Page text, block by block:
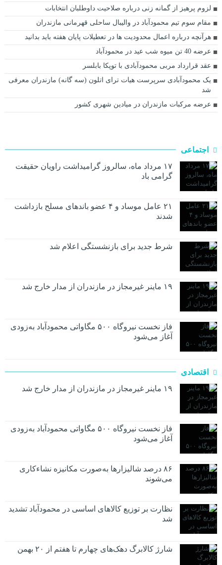
لزوم پرهیز از گمانه زنی درباره صلاحیت‌ داوطلبان انتخابات
مقام سوم تیم محمودآباد در والیبال ساحلی قهرمانی مازندران
هرآنچه درباره اعمال محدودیت ها در تعطیلات پایان هفته باید بدانید
عرضه 40 تن میوه شب عید در محمودآباد
عقد قرارداد مربی محمودآبادی با توپکا بابلسر
یک محمودآبادی سرپرست هیات ترای اتلون (سه گانه) مازندران معرفی
شد
عرضه مرکبات مازندران در میادین شهری کشور
اجتماعی
۱۷ مرداد ماه، سالروز گرامیداشت راویان حقیقت
گرامی باد
۲۱ عامل موساد و ۴ عضو باند‌های مسلح بازداشت
شدند
شرط جدید برای بازنشستگی اعلام شد
۱۹ ماینر غیرمجاز در مازندران از مدار خارج شد
فاز نخست نیروگاه ۵۰۰ مگاواتی محمودآباد به‌زودی
آغاز می‌شود
اقتصادی
۱۹ ماینر غیرمجاز در مازندران از مدار خارج شد
فاز نخست نیروگاه ۵۰۰ مگاواتی محمودآباد به‌زودی
آغاز می‌شود
۸۶ درصد شالیزارها به‌صورت مکانیزه نشاءکاری
می‌شوند
نظارت بر توزیع کالا‌های اساسی در محمودآباد تشدید
شد
شارژ کالابرگ دهک‌های چهارم تا هفتم از ۲۰ بهمن